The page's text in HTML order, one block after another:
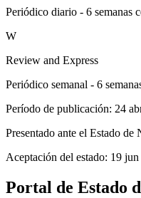
Periódico diario - 6 semanas
W
Review and Express
Periódico semanal - 6
Período de publicación: 24
Presentado ante el Estado de
Aceptación del estado: 19
Portal de Estado